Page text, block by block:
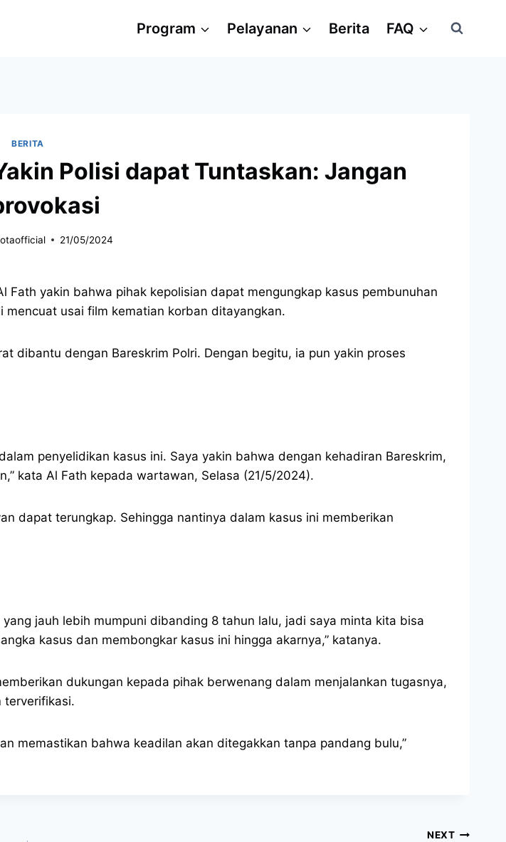
Program Pelayanan Berita FAQ
BERITA
Polisi dapat Tuntaskan: Jangan
21/05/2024
Fath yakin bahwa pihak kepolisian dapat mengungkap kasus pembunuhan
usai film kematian korban ditayangkan.
dibantu dengan Bareskrim Polri. Dengan begitu, ia pun yakin proses
penyelidikan kasus ini. Saya yakin bahwa dengan kehadiran Bareskrim,
kata Al Fath kepada wartawan, Selasa (21/5/2024).
dapat terungkap. Sehingga nantinya dalam kasus ini memberikan
jauh lebih mumpuni dibanding 8 tahun lalu, jadi saya minta kita bisa
kasus dan membongkar kasus ini hingga akarnya,” katanya.
dukungan kepada pihak berwenang dalam menjalankan tugasnya,
terverifikasi.
memastikan bahwa keadilan akan ditegakkan tanpa pandang bulu,”
NEXT